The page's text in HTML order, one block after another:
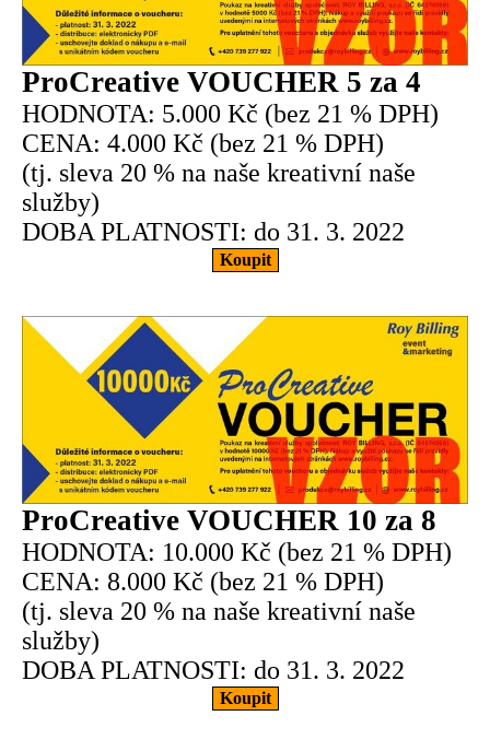
ProCreative VOUCHER 5 za 4
HODNOTA: 5.000 Kč (bez 21 % DPH)
CENA: 4.000 Kč (bez 21 % DPH)
(tj. sleva 20 % na naše kreativní naše
služby)
DOBA PLATNOSTI: do 31. 3. 2022
Koupit
ProCreative VOUCHER 10 za 8
HODNOTA: 10.000 Kč (bez 21 % DPH)
CENA: 8.000 Kč (bez 21 % DPH)
(tj. sleva 20 % na naše kreativní naše
služby)
DOBA PLATNOSTI: do 31. 3. 2022
Koupit